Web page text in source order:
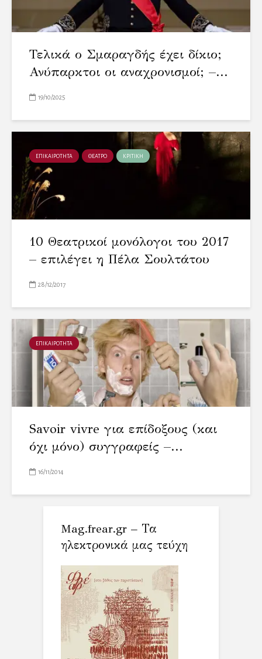
Τελικά ο Σμαραγδής έχει δίκιο;
Ανύπαρκτοι οι αναχρονισμοί; –...
19/10/2025
ΕΠΙΚΑΙΡΟΤΗΤΑ ΘΕΑΤΡΟ ΚΡΙΤΙΚΗ
10 Θεατρικοί μονόλογοι του 2017
– επιλέγει η Πέλα Σουλτάτου
28/12/2017
ΕΠΙΚΑΙΡΟΤΗΤΑ
Savoir vivre για επίδοξους (και
όχι μόνο) συγγραφείς –...
16/11/2014
Mag.frear.gr – Τα
ηλεκτρονικά μας τεύχη